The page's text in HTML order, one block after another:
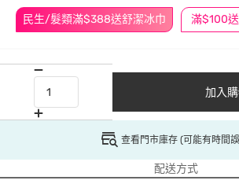
民生/髮類滿$388送舒潔冰巾
加入
查看門市庫存 (可能有時間
配送方式